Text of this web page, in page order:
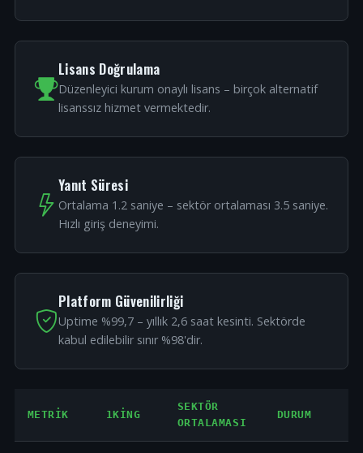
Lisans Doğrulama
Düzenleyici kurum onaylı lisans – birçok alternatif
lisanssız hizmet vermektedir.
Yanıt Süresi
Ortalama 1.2 saniye – sektör ortalaması 3.5 saniye.
Hızlı giriş deneyimi.
Platform Güvenilirliği
Uptime %99,7 – yıllık 2,6 saat kesinti. Sektörde
kabul edilebilir sınır %98'dir.
METRIK 1KING
SEKTÖR
ORTALAMASI
DURUM